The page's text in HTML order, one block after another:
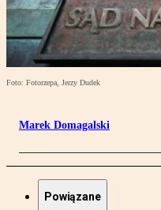
Foto: Fotorzepa, Jerzy Dudek
Marek Domagalski
Powiązane